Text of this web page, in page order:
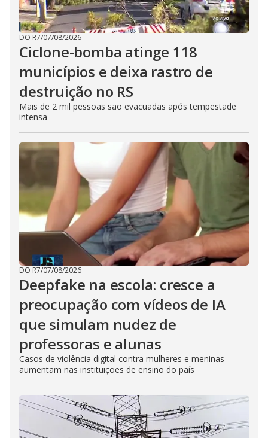
DO R7/07/08/2026
Ciclone-bomba atinge 118
municípios e deixa rastro de
destruição no RS
Mais de 2 mil pessoas são evacuadas após tempestade
intensa
DO R7/07/08/2026
Deepfake na escola: cresce a
preocupação com vídeos de IA
que simulam nudez de
professoras e alunas
Casos de violência digital contra mulheres e meninas
aumentam nas instituições de ensino do país